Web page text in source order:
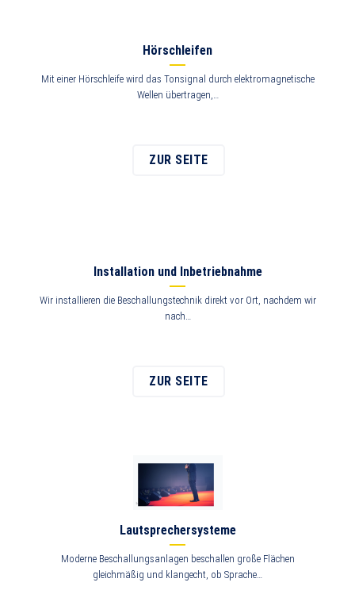
Hörschleifen
Mit einer Hörschleife wird das Tonsignal durch elektromagnetische
Wellen übertragen,…
ZUR SEITE
Installation und Inbetriebnahme
Wir installieren die Beschallungstechnik direkt vor Ort, nachdem wir
nach…
ZUR SEITE
Lautsprechersysteme
Moderne Beschallungsanlagen beschallen große Flächen
gleichmäßig und klangecht, ob Sprache…